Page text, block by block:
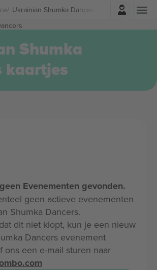
Ukrainian Shumka Dancers Kaartjes
Log in
Shumka
kaartjes
Evenementen gevonden.
geen actieve evenementen
Shumka Dancers.
dit niet klopt, kun je een nieuw
Dancers evenement
ons een e-mail sturen naar